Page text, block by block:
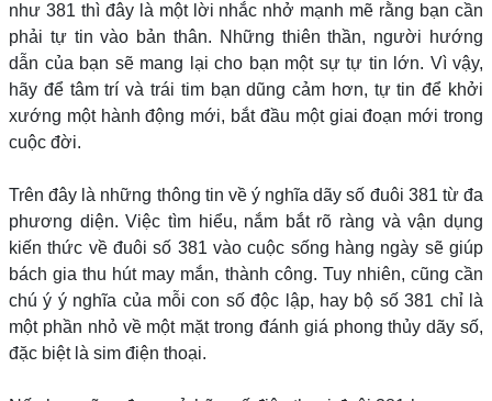
như 381 thì đây là một lời nhắc nhở mạnh mẽ rằng bạn cần
phải tự tin vào bản thân. Những thiên thần, người hướng
dẫn của bạn sẽ mang lại cho bạn một sự tự tin lớn. Vì vậy,
hãy để tâm trí và trái tim bạn dũng cảm hơn, tự tin để khởi
xướng một hành động mới, bắt đầu một giai đoạn mới trong
cuộc đời.
Trên đây là những thông tin về ý nghĩa dãy số đuôi 381 từ đa
phương diện. Việc tìm hiểu, nắm bắt rõ ràng và vận dụng
kiến thức về đuôi số 381 vào cuộc sống hàng ngày sẽ giúp
bách gia thu hút may mắn, thành công. Tuy nhiên, cũng cần
chú ý ý nghĩa của mỗi con số độc lập, hay bộ số 381 chỉ là
một phần nhỏ về một mặt trong đánh giá phong thủy dãy số,
đặc biệt là sim điện thoại.